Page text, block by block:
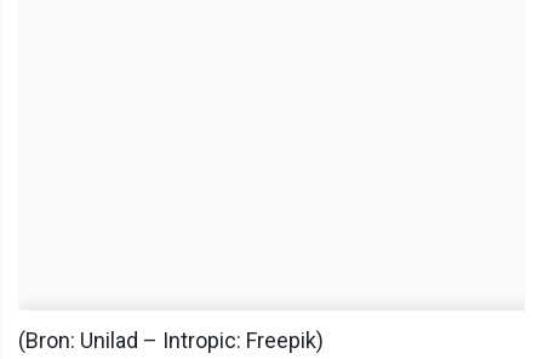
(Bron: Unilad – Intropic: Freepik)